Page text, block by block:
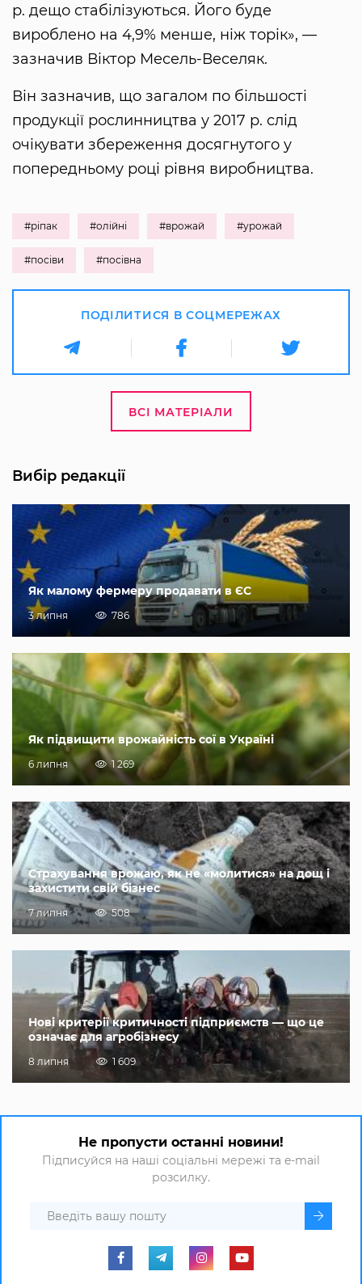
р. дещо стабілізуються. Його буде
вироблено на 4,9% менше, ніж торік», —
зазначив Віктор Месель-Веселяк.
Він зазначив, що загалом по більшості
продукції рослинництва у 2017 р. слід
очікувати збереження досягнутого у
попередньому році рівня виробництва.
#ріпак #олійні #врожай #урожай
#посіви #посівна
ПОДІЛИТИСЯ В СОЦМЕРЕЖАХ
ВСІ МАТЕРІАЛИ
Вибір редакції
Як малому фермеру продавати в ЄС
3 липня 786
Як підвищити врожайність сої в Україні
6 липня 1 269
Страхування врожаю, як не «молитися» на дощ і
захистити свій бізнес
7 липня 508
Нові критерії критичності підприємств — що це
означає для агробізнесу
8 липня 1 609
Не пропусти останні новини!
Підписуйся на наші соціальні мережі та e-mail
розсилку.